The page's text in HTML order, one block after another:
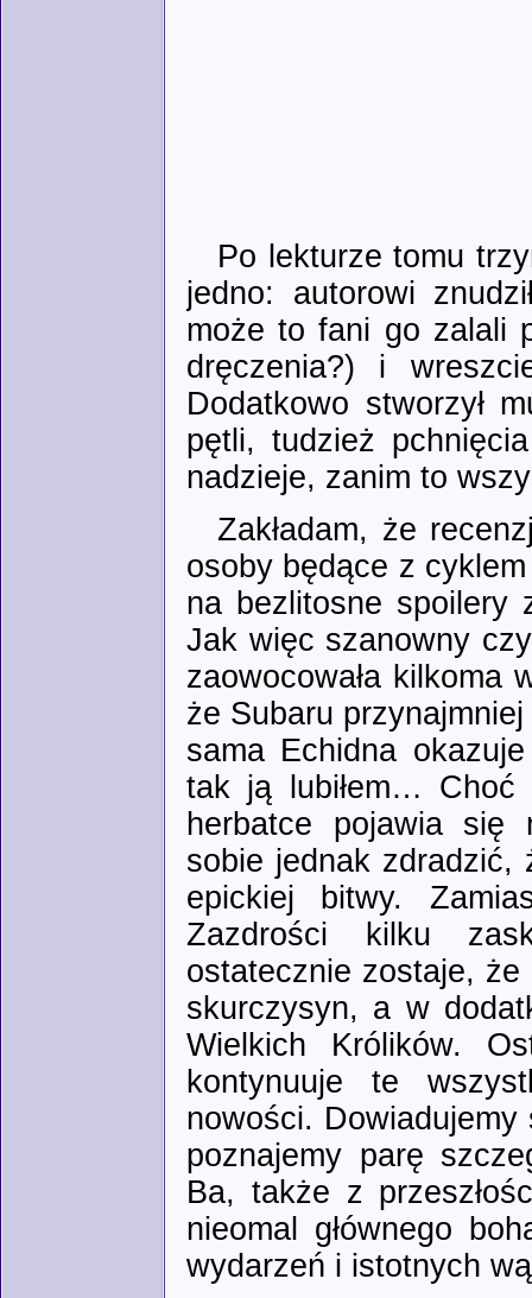
Po lekturze tomu
jedno: autorowi
może to fani go zalali
dręczenia?) i
Dodatkowo stworzył
pętli, tudzież
nadzieje, zanim to
Zakładam, że
osoby będące z
na bezlitosne spoilery
Jak więc szanowny
zaowocowała kilkoma
że Subaru
sama Echidna
tak ją lubiłem… Choć
herbatce pojawia się
sobie jednak zdradzić,
epickiej bitwy.
Zazdrości kilku
ostatecznie zostaje,
skurczysyn, a w
Wielkich Królików.
kontynuuje te
nowości.
poznajemy parę
Ba, także z
nieomal głównego
wydarzeń i istotnych